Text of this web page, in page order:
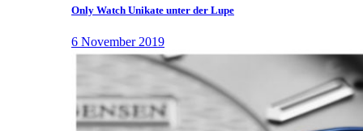
Only Watch Unikate unter der Lupe
6 November 2019